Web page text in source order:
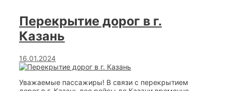
г.
Нижний
Новгород»
Перекрытие дорог в г.
Казань
16.01.2024
Уважаемые пассажиры! В связи с перекрытием